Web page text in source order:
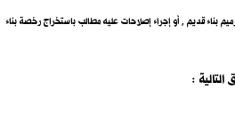
بناء قديم , أو إجراء إصلاحات عليه مطالب باستخراج رخصة بناء